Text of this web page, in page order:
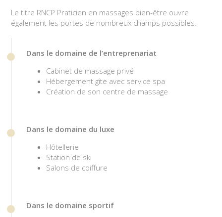
Le titre RNCP Praticien en massages bien-être ouvre
également les portes de nombreux champs possibles.
Dans le domaine de l’entreprenariat
Cabinet de massage privé
Hébergement gîte avec service spa
Création de son centre de massage
Dans le domaine du luxe
Hôtellerie
Station de ski
Salons de coiffure
Dans le domaine sportif